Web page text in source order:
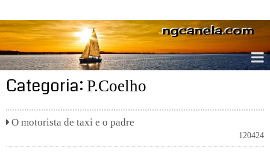
Categoria: P.Coelho
O motorista de taxi e o padre
120424